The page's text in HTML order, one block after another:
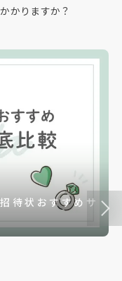
かりますか？
待状おすすめサ